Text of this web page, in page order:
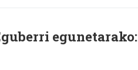
egunetarako: